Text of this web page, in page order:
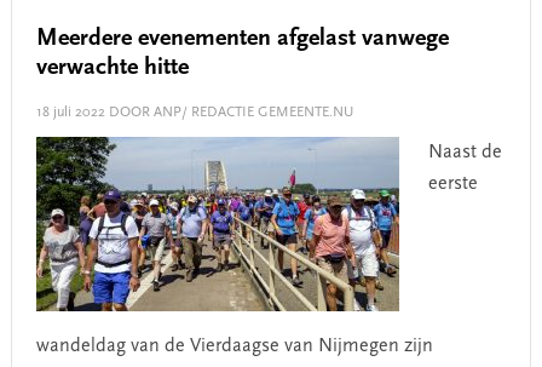
Meerdere evenementen afgelast vanwege
verwachte hitte
18 juli 2022DOOR ANP/ REDACTIE GEMEENTE.NU
Naast de
eerste
wandeldag van de Vierdaagse van Nijmegen zijn